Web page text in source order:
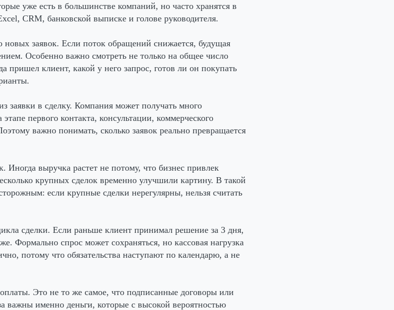
уже есть в большинстве компаний, но часто хранятся в
CRM, банковской выписке и голове руководителя.
новых заявок. Если поток обращений снижается, будущая
Особенно важно смотреть не только на общее число
пришел клиент, какой у него запрос, готов ли он покупать
заявки в сделку. Компания может получать много
первого контакта, консультации, коммерческого
важно понимать, сколько заявок реально превращается
Иногда выручка растет не потому, что бизнес привлек
крупных сделок временно улучшили картину. В такой
если крупные сделки нерегулярны, нельзя считать
сделки. Если раньше клиент принимал решение за 3 дня,
Формально спрос может сохраняться, но кассовая нагрузка
потому что обязательства наступают по календарю, а не
Это не то же самое, что подписанные договоры или
важны именно деньги, которые с высокой вероятностью